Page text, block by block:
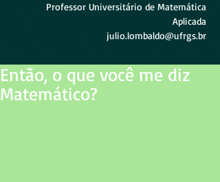
Professor Universitário de Matemática
Aplicada
julio.lombaldo@ufrgs.br
Então, o que você me diz
Matemático?